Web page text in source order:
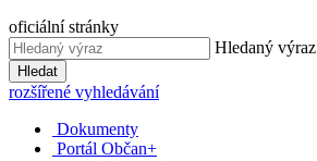
oficiální stránky
Hledaný výraz
Hledat
rozšířené vyhledávání
Dokumenty
Portál Občan+